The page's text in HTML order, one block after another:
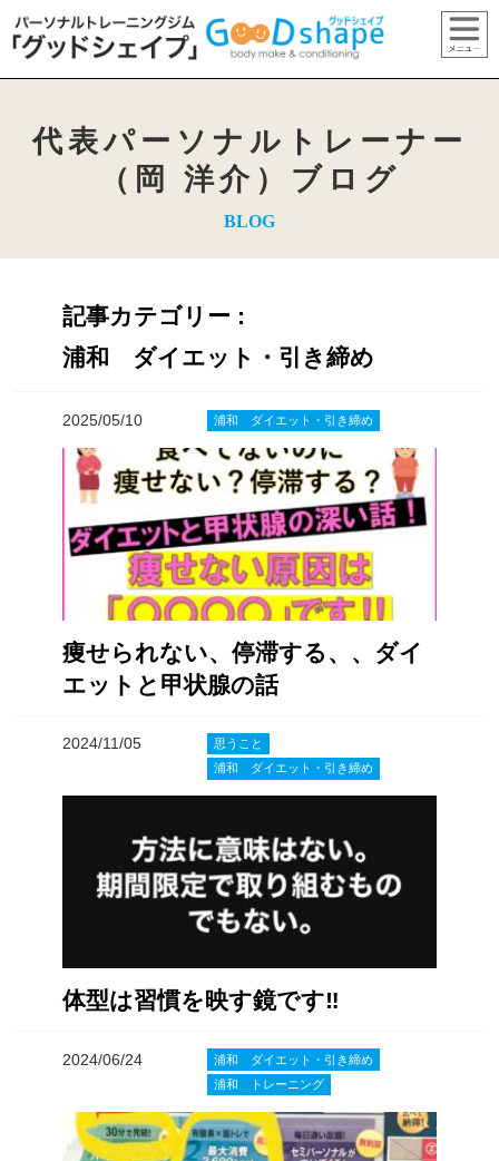
代表パーソナルトレーナー
（岡 洋介）ブログ
BLOG
記事カテゴリー :
浦和 ダイエット・引き締め
2025/05/10 浦和 ダイエット・引き締め
痩せられない、停滞する、、ダイ
エットと甲状腺の話
2024/11/05
思うこと
浦和 ダイエット・引き締め
体型は習慣を映す鏡です‼️
2024/06/24
浦和 ダイエット・引き締め
浦和 トレーニング